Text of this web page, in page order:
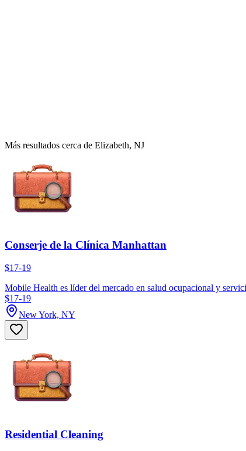
Más resultados cerca de Elizabeth, NJ
Conserje de la Clínica Manhattan
$17-19
Mobile Health es líder del mercado en salud ocupacional y
$17-19
New York, NY
Residential Cleaning